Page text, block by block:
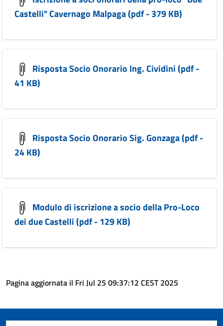
Castelli" Cavernago Malpaga (pdf - 379 KB)
Risposta Socio Onorario Ing. Cividini (pdf -
41 KB)
Risposta Socio Onorario Sig. Gonzaga (pdf -
24 KB)
Modulo di iscrizione a socio della Pro-Loco
dei due Castelli (pdf - 129 KB)
Pagina aggiornata il Fri Jul 25 09:37:12 CEST 2025